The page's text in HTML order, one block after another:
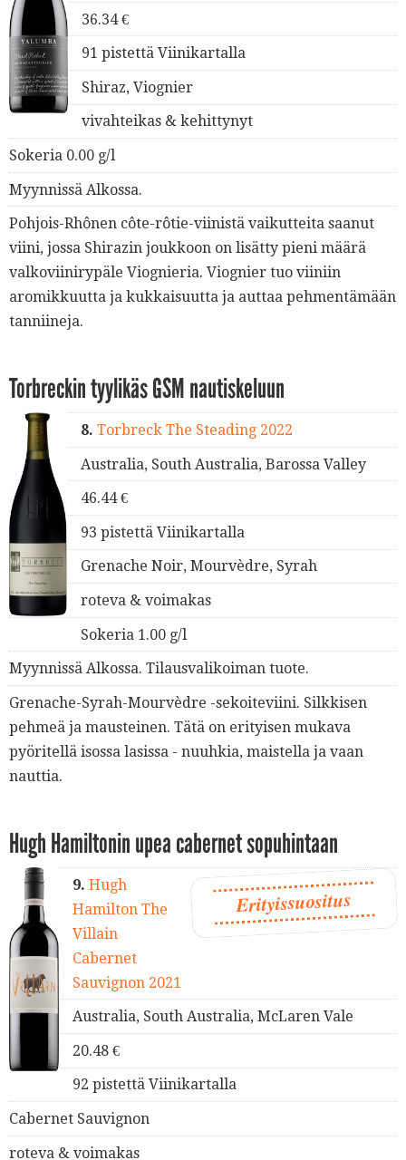
36.34 €
91 pistettä Viinikartalla
Shiraz, Viognier
vivahteikas & kehittynyt
Sokeria 0.00 g/l
Myynnissä Alkossa.
Pohjois-Rhônen côte-rôtie-viinistä vaikutteita saanut
viini, jossa Shirazin joukkoon on lisätty pieni määrä
valkoviinirypäle Viognieria. Viognier tuo viiniin
aromikkuutta ja kukkaisuutta ja auttaa pehmentämään
tanniineja.
Torbreckin tyylikäs GSM nautiskeluun
8. Torbreck The Steading 2022
Australia, South Australia, Barossa Valley
46.44 €
93 pistettä Viinikartalla
Grenache Noir, Mourvèdre, Syrah
roteva & voimakas
Sokeria 1.00 g/l
Myynnissä Alkossa. Tilausvalikoiman tuote.
Grenache-Syrah-Mourvèdre -sekoiteviini. Silkkisen
pehmeä ja mausteinen. Tätä on erityisen mukava
pyöritellä isossa lasissa - nuuhkia, maistella ja vaan
nauttia.
Hugh Hamiltonin upea cabernet sopuhintaan
Erityissuositus
9.Hugh
Hamilton The
Villain
Cabernet
Sauvignon 2021
Australia, South Australia, McLaren Vale
20.48 €
92 pistettä Viinikartalla
Cabernet Sauvignon
roteva & voimakas